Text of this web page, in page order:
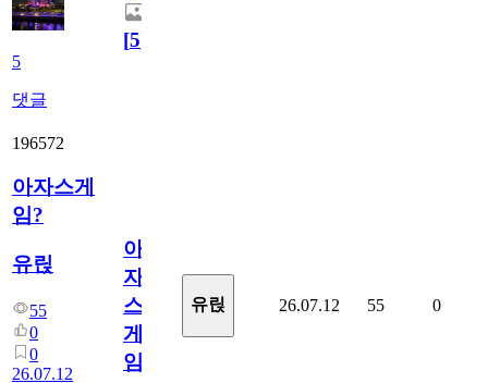
5
댓글
[5]
196572
아자스게
임?
유릱
55
0
0
26.07.12
아
자
스
게
임?
유릱 26.07.12 55 0